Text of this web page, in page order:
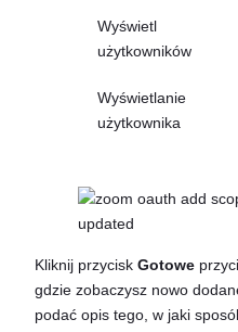
Wyświetl
użytkowników
Wyświetlanie
użytkownika
Kliknij przycisk Gotowe
gdzie zobaczysz nowo
podać opis tego, w jaki